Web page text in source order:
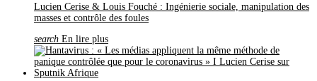
Lucien Cerise & Louis Fouché : Ingénierie sociale, manipulation des
masses et contrôle des foules
search En lire plus